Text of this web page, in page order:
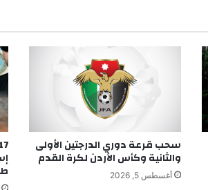
سحب قرعة دوري الدرجتين الأولى
والثانية وكأس الأردن لكرة القدم
أغسطس 5, 2026